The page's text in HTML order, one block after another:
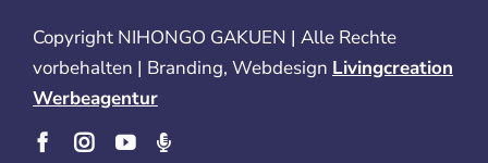
Copyright NIHONGO GAKUEN | Alle Rechte
vorbehalten | Branding, Webdesign Livingcreation
Werbeagentur